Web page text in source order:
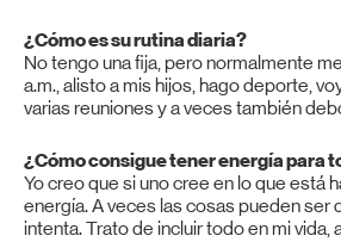
¿Cómo es su rutina diaria?
No tengo una fija, pero normalmente
a.m., alisto a mis hijos, hago deporte,
varias reuniones y a veces también
¿Cómo consigue tener energía para
Yo creo que si uno cree en lo que está
energía. A veces las cosas pueden ser
intenta. Trato de incluir todo en mi vida,